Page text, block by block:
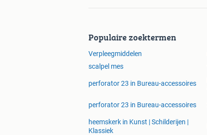
Populaire zoektermen
Verpleegmiddelen
scalpel mes
perforator 23 in Bureau-accessoires
perforator 23 in Bureau-accessoires
heemskerk in Kunst | Schilderijen |
Klassiek